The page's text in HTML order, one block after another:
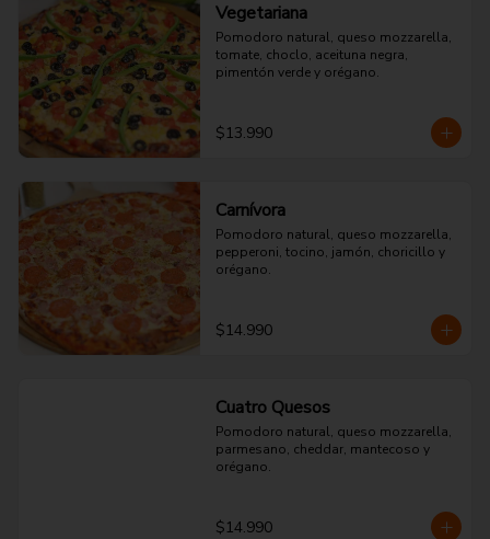
Vegetariana
Pomodoro natural, queso mozzarella,
tomate, choclo, aceituna negra,
pimentón verde y orégano.
$13.990
Carnívora
Pomodoro natural, queso mozzarella,
pepperoni, tocino, jamón, choricillo y
orégano.
$14.990
Cuatro Quesos
Pomodoro natural, queso mozzarella,
parmesano, cheddar, mantecoso y
orégano.
$14.990